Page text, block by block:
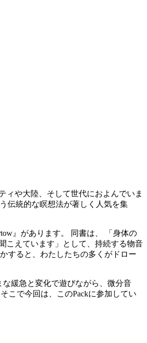
ィや大陸、そして世代におよんでいま
伝統的な瞑想法が著しく人気を集
』があります。 同書は、 「身体の
こえています」として、持続する物音
すると、わたしたちの多くがドロー
な緩急と変化で遊びながら、微分音
こで今回は、このPackに参加してい